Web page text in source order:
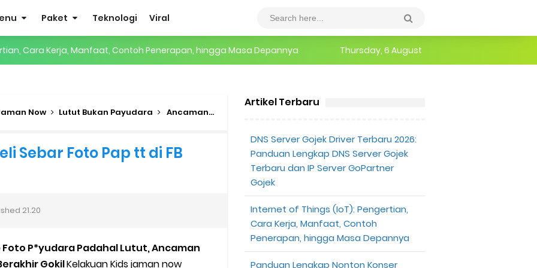
Paket Teknologi Viral
Cara Kerja, Manfaat, Contoh Penerapan, hingga Masa Depannya
Grabcar Terbaru
Diterima
Thursday, 6 August
Now Lutut Bukan Payudara Ancaman Mantan Feli Sebar Foto Pap tt di FB Berakhir Gokil
Sebar Foto Pap tt di FB
21.20
Foto P*yudara Padahal Lutut, Ancaman
GokilKelakuan Kids jaman now
Artikel Terbaru
DNS Server Gojek Driver Terbaru 2026:
Panduan Lengkap DNS Server Gojek
Terbaru dan IP Server GoPartner
Gojek
Internet of Things (IoT): Pengertian,
Cara Kerja, Manfaat, Contoh
Penerapan, hingga Masa Depannya
Panduan Lengkap Nonton Konser